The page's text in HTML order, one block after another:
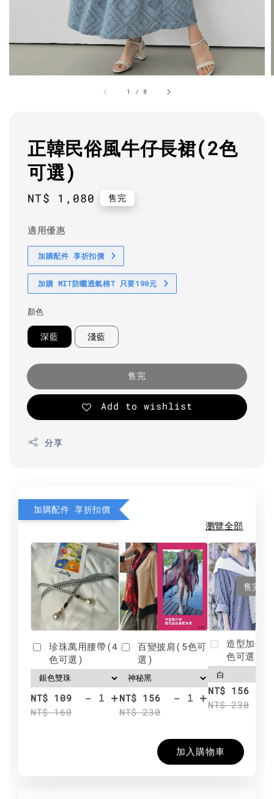
1 / 8
正韓民俗風牛仔長裙(2色
可選)
Regular
NT$ 1,080 售完
適用優惠
加購配件 享折扣價
加購 MIT防曬透氣棉T 只要190元
顏色
深藍 淺藍
售完
Add to wishlist
分享
加購配件 享折扣價
瀏覽全部
珍珠萬用腰帶(4
色可選)
NT$ 109
NT$ 160
- +
百變披肩(5色可
選)
NT$ 156
NT$ 230
- +
售完
造型加分
色可選)
NT$ 156
NT$ 230
加入購物車